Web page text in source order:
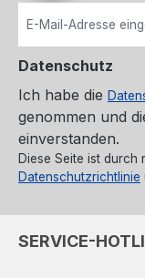
Datenschutz
Ich habe die
genommen und
einverstanden.
Diese Seite ist durch
Datenschutzrichtlinie
SERVICE-